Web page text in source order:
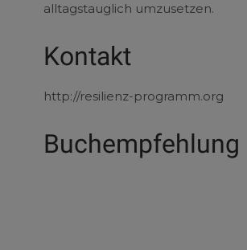
alltagstauglich umzusetzen.
Kontakt
http://resilienz-programm.org
Buchempfehlung